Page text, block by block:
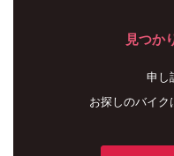
見つか
申し
お探しのバイク